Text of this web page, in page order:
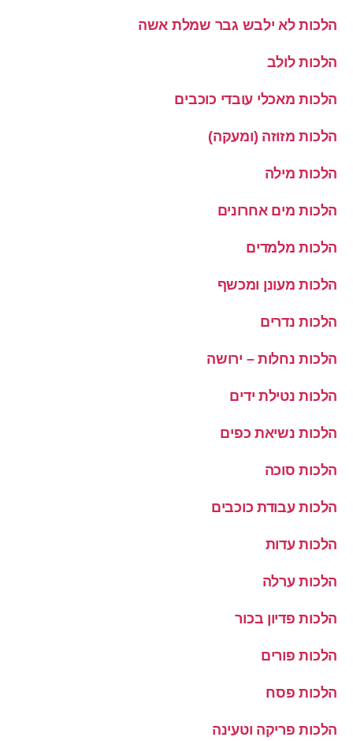
הלכות לא ילבש גבר שמלת אשה
הלכות לולב
הלכות מאכלי עובדי כוכבים
הלכות מזוזה (ומעקה)
הלכות מילה
הלכות מים אחרונים
הלכות מלמדים
הלכות מעונן ומכשף
הלכות נדרים
הלכות נחלות – ירושה
הלכות נטילת ידים
הלכות נשיאת כפים
הלכות סוכה
הלכות עבודת כוכבים
הלכות עדות
הלכות ערלה
הלכות פדיון בכור
הלכות פורים
הלכות פסח
הלכות פריקה וטעינה